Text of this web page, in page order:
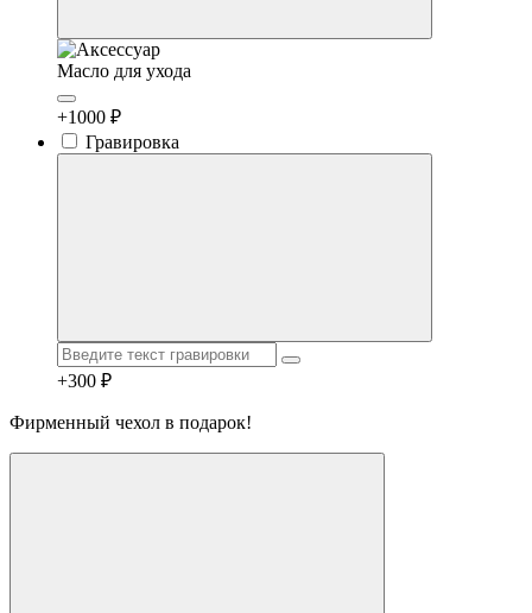
Масло для ухода
+1000 ₽
Гравировка
+300 ₽
Фирменный чехол в подарок!